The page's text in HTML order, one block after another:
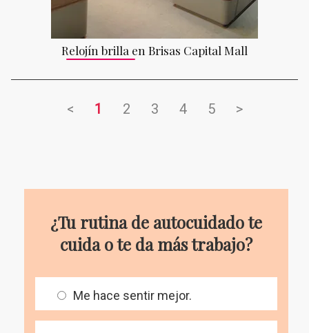
Relojín brilla en Brisas Capital Mall
< 1 2 3 4 5 >
¿Tu rutina de autocuidado te
cuida o te da más trabajo?
Me hace sentir mejor.